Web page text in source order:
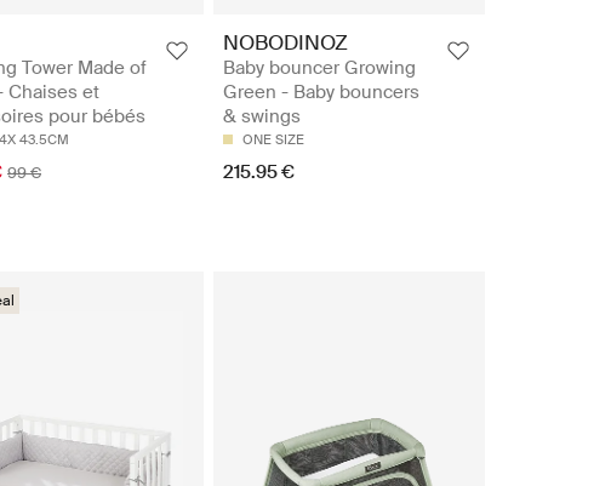
Tower Made of
Chaises et
pour bébés
43.5CM
99 €
NOBODINOZ
Baby bouncer Growing
Green - Baby bouncers
& swings
ONE SIZE
215.95 €